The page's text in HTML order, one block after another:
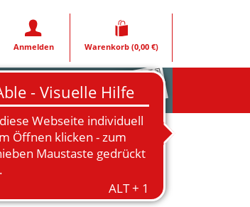
Anmelden Warenkorb (0,00 €)
Rezeptfoto